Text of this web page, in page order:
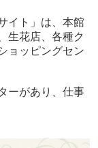
イト」は、本館
生花店、各種ク
ョッピングセン
ーがあり、仕事